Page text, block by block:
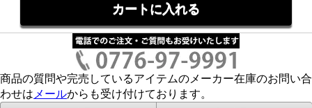
商品の質問や完売しているアイテムのメーカー在庫のお問い合
わせは メールからも受け付けております。